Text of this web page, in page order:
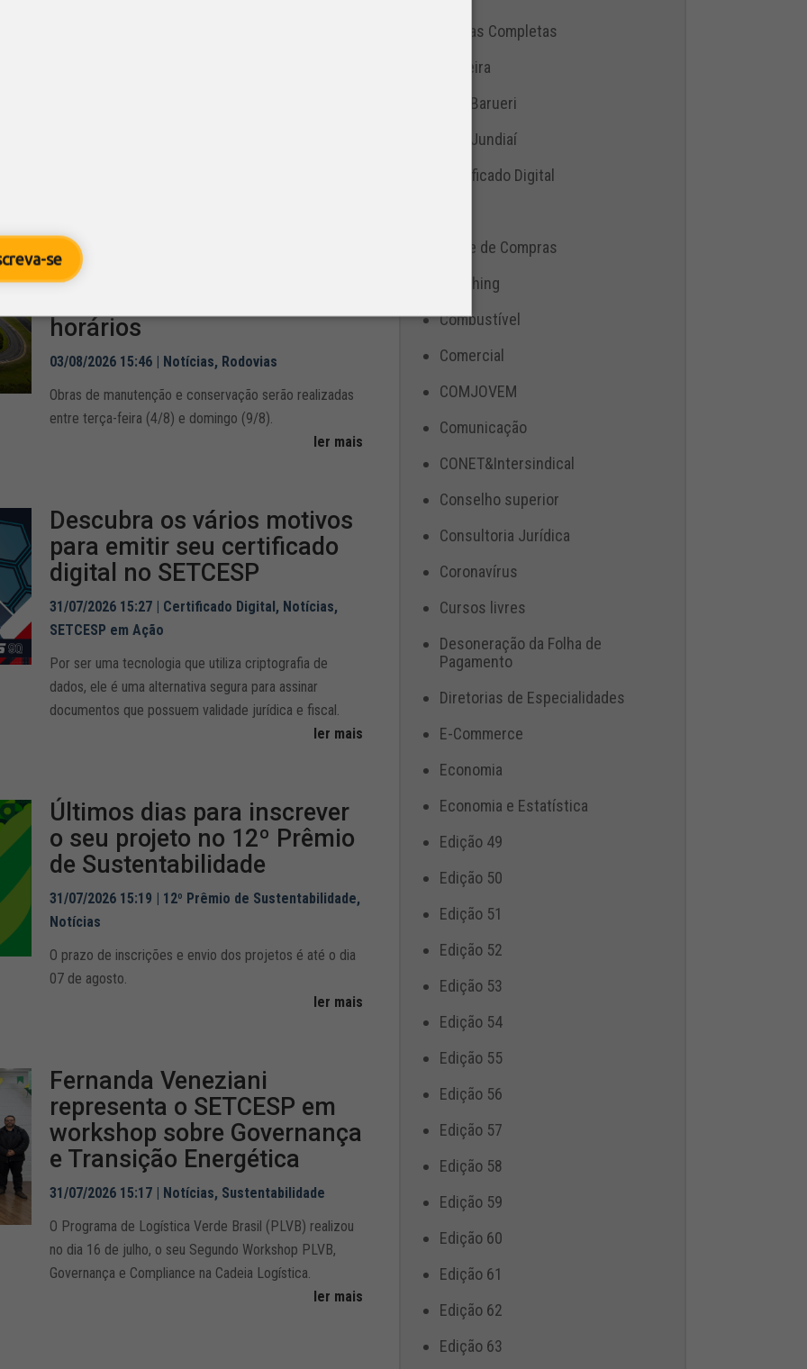
se
Rodovias Anchieta e
Imigrantes terão interdições
horários
03/08/2026 15:46| Notícias, Rodovias
Obras de manutenção e conservação serão realizadas
entre terça-feira (4/8) e domingo (9/8).
ler mais
Descubra os vários motivos
para emitir seu certificado
digital no SETCESP
31/07/2026 15:27| Certificado Digital , Notícias,
SETCESP em Ação
Por ser uma tecnologia que utiliza criptografia de
dados, ele é uma alternativa segura para assinar
documentos que possuem validade jurídica e fiscal.
ler mais
Últimos dias para inscrever
o seu projeto no 12º Prêmio
de Sustentabilidade
31/07/2026 15:19 12º Prêmio de Sustentabilidade,
Notícias
O prazo de inscrições e envio dos projetos é até o dia
07 de agosto.
ler mais
Fernanda Veneziani
representa o SETCESP em
workshop sobre Governança
e Transição Energética
31/07/2026 15:17| Notícias, Sustentabilidade
O Programa de Logística Verde Brasil (PLVB) realizou
no dia 16 de julho, o seu Segundo Workshop PLVB,
Governança e Compliance na Cadeia Logística.
ler mais
Cargas Completas
Carreira
CAS Barueri
CAS Jundiaí
Certificado Digital
Clube de Compras
Coaching
Combustível
Comercial
COMJOVEM
Comunicação
CONET&Intersindical
Conselho superior
Consultoria Jurídica
Coronavírus
Cursos livres
Desoneração da Folha de
Pagamento
Diretorias de Especialidades
E-Commerce
Economia
Economia e Estatística
Edição 49
Edição 50
Edição 51
Edição 52
Edição 53
Edição 54
Edição 55
Edição 56
Edição 57
Edição 58
Edição 59
Edição 60
Edição 61
Edição 62
Edição 63